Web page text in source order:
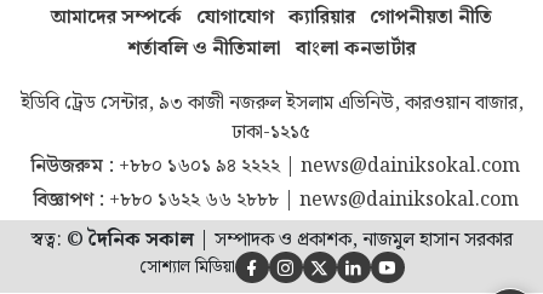
আমাদের সম্পর্কে যোগাযোগ ক্যারিয়ার গোপনীয়তা নীতি
শর্তাবলি ও নীতিমালা বাংলা কনভার্টার
ইডিবি ট্রেড সেন্টার, ৯৩ কাজী নজরুল ইসলাম এভিনিউ, কারওয়ান বাজার,
ঢাকা-১২১৫
নিউজরুম : +৮৮০ ১৬০১ ৯৪ ২২২২| news@dainiksokal.com
বিজ্ঞাপণ : +৮৮০ ১৬২২ ৬৬ ২৮৮৮| news@dainiksokal.com
স্বত্ব: ©দৈনিক সকাল| সম্পাদক ও প্রকাশক, নাজমুল হাসান সরকার
সোশ্যাল মিডিয়া     